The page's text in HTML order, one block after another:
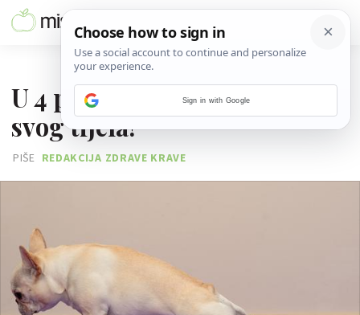
U 4 poteza provjeri snagu
svog tijela!
PIŠE REDAKCIJA ZDRAVE KRAVE
Sign in with Google